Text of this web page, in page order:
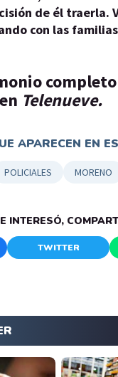
de él traerla.
con las
completo
Telenueve.
APARECEN EN
POLICIALES MORENO
INTERESÓ,
TWITTER